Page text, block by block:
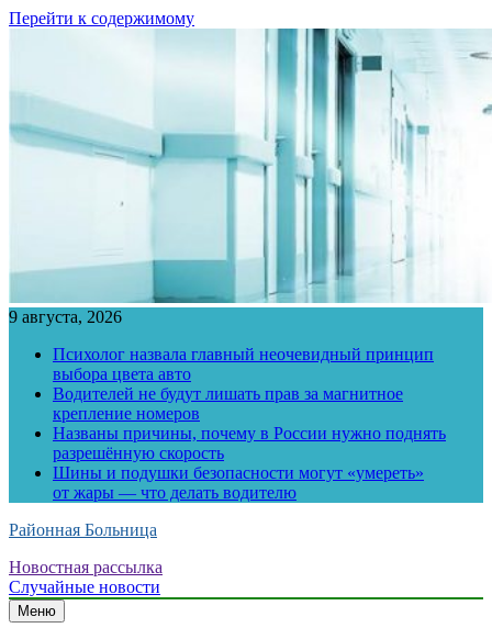
Перейти к содержимому
9 августа, 2026
Психолог назвала главный неочевидный принцип
выбора цвета авто
Водителей не будут лишать прав за магнитное
крепление номеров
Названы причины, почему в России нужно поднять
разрешённую скорость
Шины и подушки безопасности могут «умереть»
от жары — что делать водителю
Районная Больница
Новостная рассылка
Случайные новости
Меню